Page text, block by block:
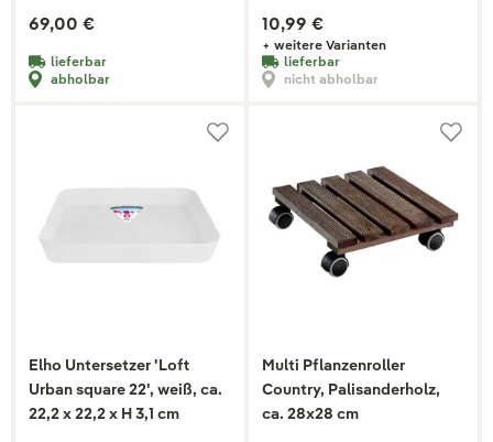
69,00 €
lieferbar
abholbar
10,99 €
+ weitere Varianten
lieferbar
nicht abholbar
Elho Untersetzer 'Loft
Urban square 22', weiß, ca.
22,2 x 22,2 x H 3,1 cm
Multi Pflanzenroller
Country, Palisanderholz,
ca. 28x28 cm